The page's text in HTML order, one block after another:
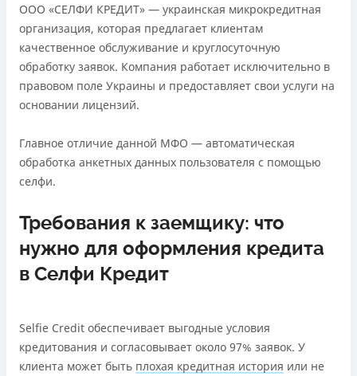
ООО «СЕЛФИ КРЕДИТ» — украинская микрокредитная
организация, которая предлагает клиентам
качественное обслуживание и круглосуточную
обработку заявок. Компания работает исключительно в
правовом поле Украины и предоставляет свои услуги на
основании лицензий.
Главное отличие данной МФО — автоматическая
обработка анкетных данных пользователя с помощью
селфи.
Требования к заемщику: что
нужно для оформления кредита
в Селфи Кредит
Selfie Credit обеспечивает выгодные условия
кредитования и согласовывает около 97% заявок. У
клиента может быть плохая кредитная история или не